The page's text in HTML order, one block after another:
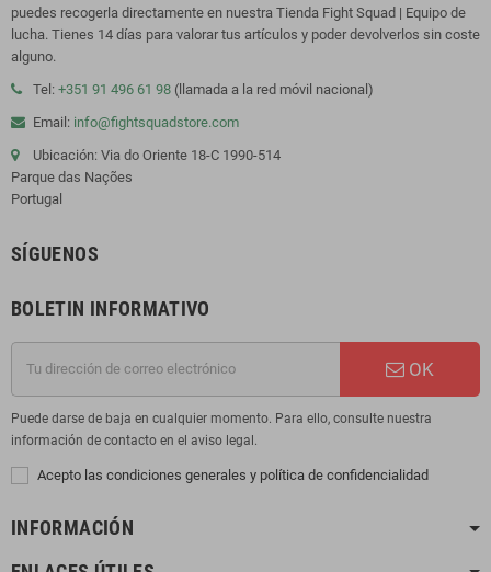
puedes recogerla directamente en nuestra Tienda Fight Squad | Equipo de
lucha. Tienes 14 días para valorar tus artículos y poder devolverlos sin coste
alguno.
Tel: +351 91 496 61 98 (llamada a la red móvil nacional)
Email: info@fightsquadstore.com
Ubicación: Via do Oriente 18-C 1990-514
Parque das Nações
Portugal
SÍGUENOS
BOLETIN INFORMATIVO
OK
Puede darse de baja en cualquier momento. Para ello, consulte nuestra
información de contacto en el aviso legal.
Acepto las condiciones generales y política de confidencialidad
INFORMACIÓN